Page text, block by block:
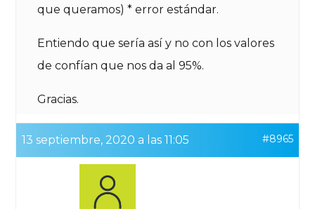
que queramos) * error estándar.
Entiendo que sería así y no con los valores
de confían que nos da al 95%.
Gracias.
13 septiembre, 2020 a las 11:05 #8965